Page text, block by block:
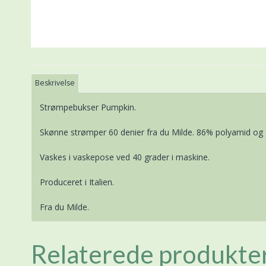
Beskrivelse
Strømpebukser Pumpkin.
Skønne strømper 60 denier fra du Milde. 86% polyamid og
Vaskes i vaskepose ved 40 grader i maskine.
Produceret i Italien.
Fra du Milde.
Relaterede